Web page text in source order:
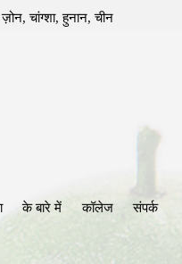
चांग्शा, हुनान, चीन
के बारे में कॉलेज संपर्क